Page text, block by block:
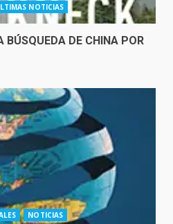
NOTICIAS
BÚSQUEDA DE CHINA POR
NOTICIAS